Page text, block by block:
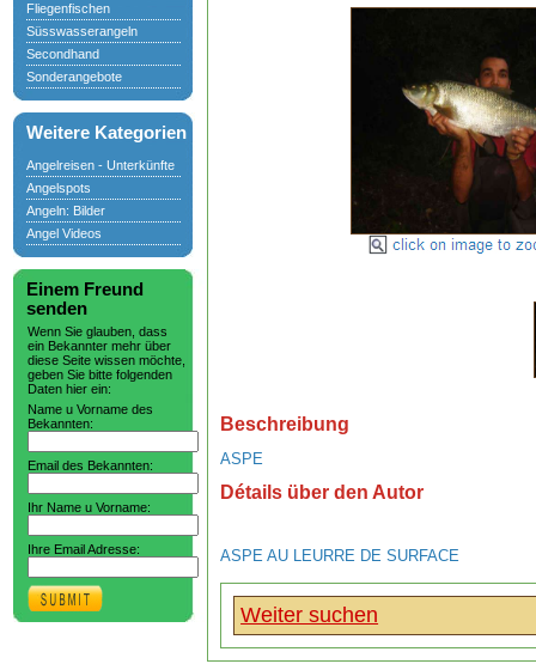
Fliegenfischen
Süsswasserangeln
Secondhand
Sonderangebote
Weitere Kategorien
Angelreisen - Unterkünfte
Angelspots
Angeln: Bilder
Angel Videos
Einem Freund
senden
Wenn Sie glauben, dass
ein Bekannter mehr über
diese Seite wissen möchte,
geben Sie bitte folgenden
Daten hier ein:
Name u Vorname des
Bekannten:
Email des Bekannten:
Ihr Name u Vorname:
Ihre Email Adresse:
Beschreibung
ASPE
Détails über den Autor
ASPE AU LEURRE DE SURFACE
Weiter suchen